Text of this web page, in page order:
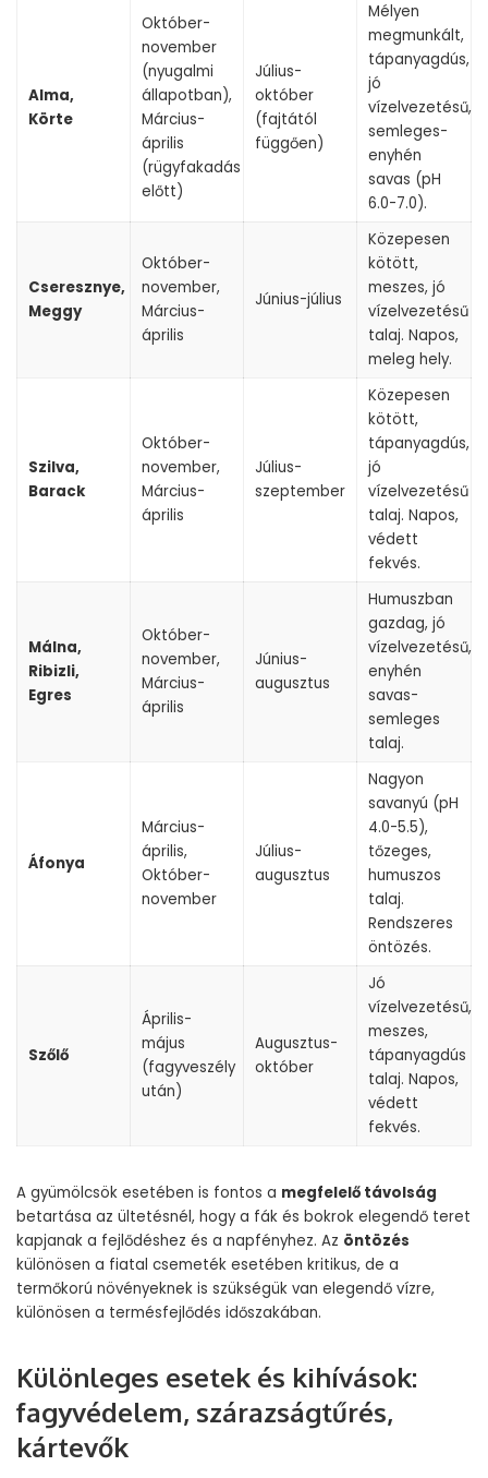
Alma,
Körte
Október-
november
(nyugalmi
állapotban),
Március-
április
(rügyfakadás
előtt)
Július-
október
(fajtától
függően)
Mélyen
megmunkált,
tápanyagdús,
jó
vízelvezetésű,
semleges-
enyhén
savas (pH
6.0-7.0).
Cseresznye,
Meggy
Október-
november,
Március-
április
Június-július
Közepesen
kötött,
meszes, jó
vízelvezetésű
talaj. Napos,
meleg hely.
Szilva,
Barack
Október-
november,
Március-
április
Július-
szeptember
Közepesen
kötött,
tápanyagdús,
jó
vízelvezetésű
talaj. Napos,
védett
fekvés.
Málna,
Ribizli,
Egres
Október-
november,
Március-
április
Június-
augusztus
Humuszban
gazdag, jó
vízelvezetésű,
enyhén
savas-
semleges
talaj.
Áfonya
Március-
április,
Október-
november
Július-
augusztus
Nagyon
savanyú (pH
4.0-5.5),
tőzeges,
humuszos
talaj.
Rendszeres
öntözés.
Szőlő
Április-
május
(fagyveszély
után)
Augusztus-
október
Jó
vízelvezetésű,
meszes,
tápanyagdús
talaj. Napos,
védett
fekvés.
A gyümölcsök esetében is fontos a megfelelő távolság
betartása az ültetésnél, hogy a fák és bokrok elegendő teret
kapjanak a fejlődéshez és a napfényhez. Az öntözés
különösen a fiatal csemeték esetében kritikus, de a
termőkorú növényeknek is szükségük van elegendő vízre,
különösen a termésfejlődés időszakában.
Különleges esetek és kihívások:
fagyvédelem, szárazságtűrés,
kártevők